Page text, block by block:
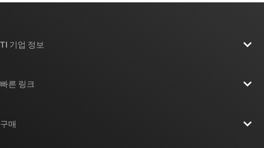
TI 기업 정보
빠른 링크
구매